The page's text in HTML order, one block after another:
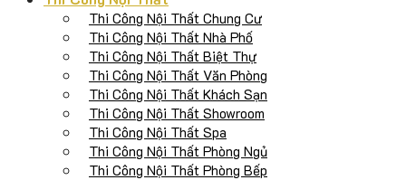
Thi Công Nội Thất Chung Cư
Thi Công Nội Thất Nhà Phố
Thi Công Nội Thất Biệt Thự
Thi Công Nội Thất Văn Phòng
Thi Công Nội Thất Khách Sạn
Thi Công Nội Thất Showroom
Thi Công Nội Thất Spa
Thi Công Nội Thất Phòng Ngủ
Thi Công Nội Thất Phòng Bếp